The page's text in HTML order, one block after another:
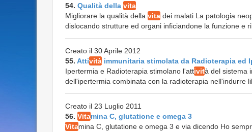
54. Qualità della vita
Migliorare la qualità della vita dei malati La patologia
dislocando strutture ed organi inficiandone la funzione e
Creato il 30 Aprile 2012
55. Attività immunitaria stimolata da Radioterapia ed
Ipertermia e Radioterapia stimolano l'attività del sistema
dell'ipertermia combinata con la radioterapia nell'indurre
Creato il 23 Luglio 2011
56. Vitamina C, glutatione e omega 3
Vitamina C, glutatione e omega 3 e via dicendo Ho